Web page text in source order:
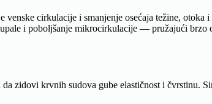
cirkulacije i smanjenje osećaja težine, otoka
i poboljšanje mikrocirkulacije — pružajući
zidovi krvnih sudova gube elastičnost i čvrstinu.